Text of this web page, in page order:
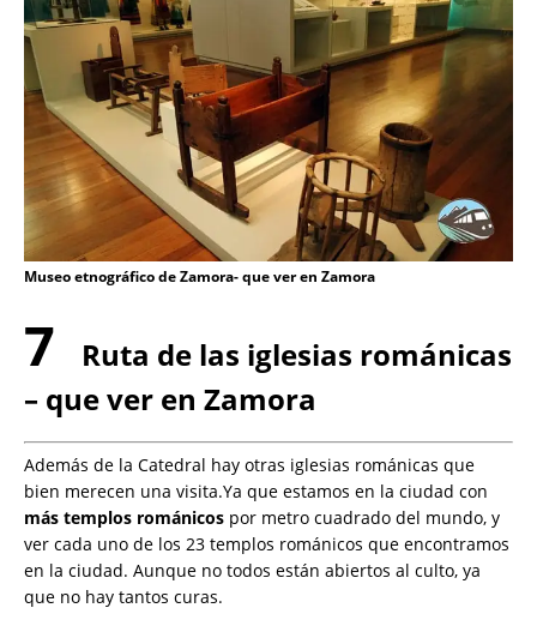
Museo etnográfico de Zamora- que ver en Zamora
7
Ruta de las iglesias románicas
– que ver en Zamora
Además de la Catedral hay otras iglesias románicas que
bien merecen una visita.Ya que estamos en la ciudad con
más templos románicos por metro cuadrado del mundo, y
ver cada uno de los 23 templos románicos que encontramos
en la ciudad. Aunque no todos están abiertos al culto, ya
que no hay tantos curas.